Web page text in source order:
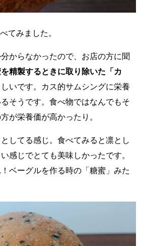
てみました。
分からなかったので、お店の方に聞
精製するときに取り除いた「カ
いです。カス的サムシングに栄養
そうです。食べ物ではなんでもそ
が栄養価が高かったり。
してる感じ。食べてみると凛とし
感じでとても美味しかったです。
ベーグルを作る時の「糖蜜」みた